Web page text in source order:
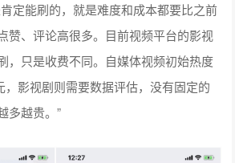
定能刷的，就是难度和成本都要比之前
赞、评论高很多。目前视频平台的影视
，只是收费不同。自媒体视频初始热度
，影视剧则需要数据评估，没有固定的
多越贵。”